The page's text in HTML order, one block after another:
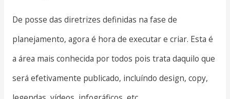
De posse das diretrizes definidas na fase de
planejamento, agora é hora de executar e criar. Esta é
a área mais conhecida por todos pois trata daquilo que
será efetivamente publicado, incluíndo design, copy,